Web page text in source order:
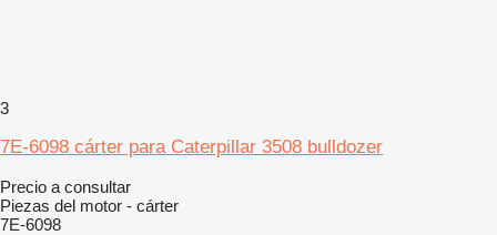
3
7E-6098 cárter para Caterpillar 3508 bulldozer
Precio a consultar
Piezas del motor - cárter
7E-6098